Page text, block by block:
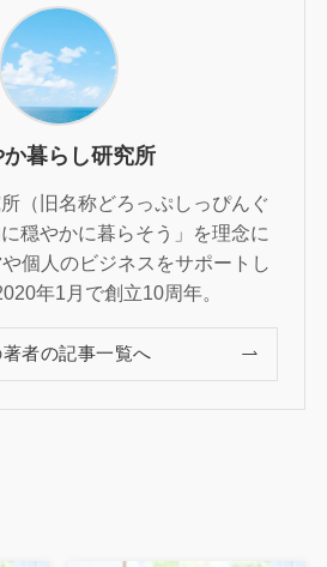
か暮らし研究所
（旧名称どろっぷしっぴんぐ
穏やかに暮らそう」を理念に
個人のビジネスをサポートし
年1月で創立10周年。
著者の記事一覧へ